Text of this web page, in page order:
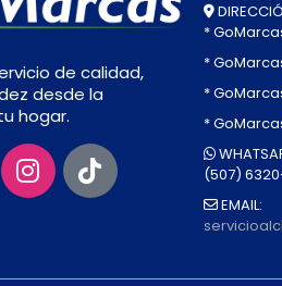
de calidad,
desde la
hogar.
*
*
*
*
(507)
EMAIL: